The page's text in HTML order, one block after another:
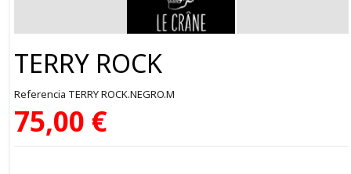
TERRY ROCK
Referencia TERRY ROCK.NEGRO.M
75,00 €